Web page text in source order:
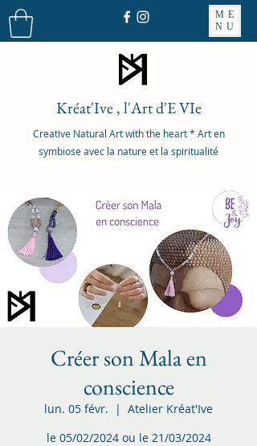
ME
NU
Kréat'Ive , l'Art d'E VIe
Creative Natural Art with the heart * Art en
symbiose avec la nature et la spiritualité
Créer son Mala en
conscience
lun. 05 févr.
  |
Atelier Kréat'Ive
le 05/02/2024 ou le 21/03/2024